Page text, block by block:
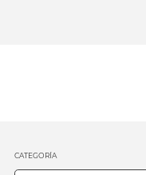
CATEGORÍA